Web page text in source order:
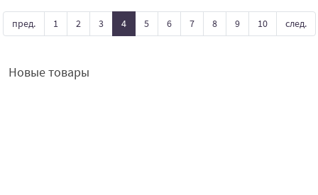
пред. 1 2 3 4 5 6 7 8 9 10 след.
Новые товары